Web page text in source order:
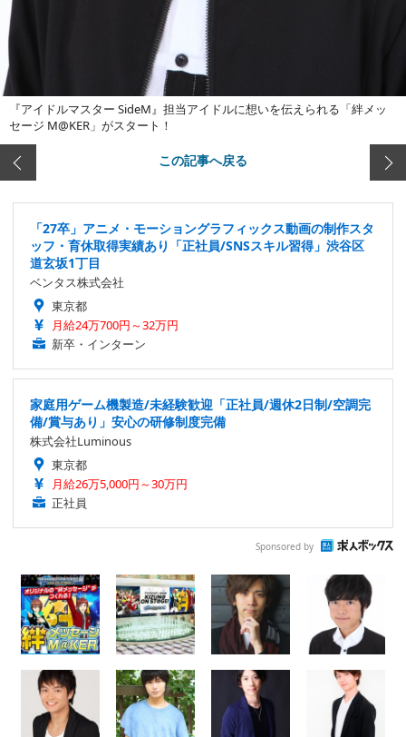
『アイドルマスター SideM』担当アイドルに想いを伝えられる「絆メッ
セージ M@KER」がスタート！
この記事へ戻る
「27卒」アニメ・モーショングラフィックス動画の制作スタ
ッフ・育休取得実績あり「正社員/SNSスキル習得」渋谷区
道玄坂1丁目
ベンタス株式会社
東京都
月給24万700円～32万円
新卒・インターン
家庭用ゲーム機製造/未経験歓迎「正社員/週休2日制/空調完
備/賞与あり」安心の研修制度完備
株式会社Luminous
東京都
月給26万5,000円～30万円
正社員
Sponsored by